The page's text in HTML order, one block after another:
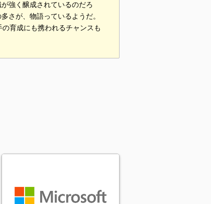
強く醸成されているのだろ
さが、物語っているようだ。
育成にも携われるチャンスも